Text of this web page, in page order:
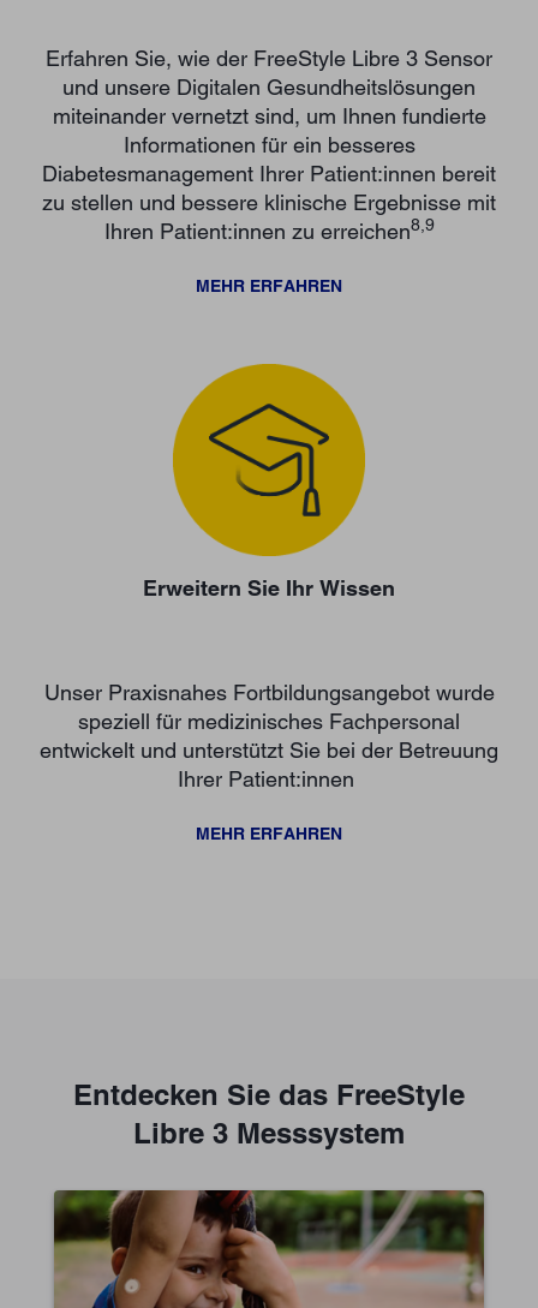
Erfahren Sie, wie der FreeStyle Libre 3 Sensor
und unsere Digitalen Gesundheitslösungen
miteinander vernetzt sind, um Ihnen fundierte
Informationen für ein besseres
Diabetesmanagement Ihrer Patient:innen bereit
zu stellen und bessere klinische Ergebnisse mit
Ihren Patient:innen zu erreichen8,9
MEHR ERFAHREN
Erweitern Sie Ihr Wissen
Unser Praxisnahes Fortbildungsangebot wurde
speziell für medizinisches Fachpersonal
entwickelt und unterstützt Sie bei der Betreuung
Ihrer Patient:innen
MEHR ERFAHREN
Entdecken Sie das FreeStyle
Libre 3 Messsystem